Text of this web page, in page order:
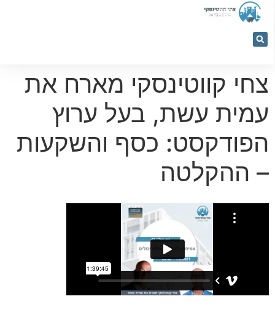
053-
5366884
צחי קווטינסקי מארח את
עמית עשת, בעל ערוץ
הפודקסט: כסף והשקעות
– ההקלטה